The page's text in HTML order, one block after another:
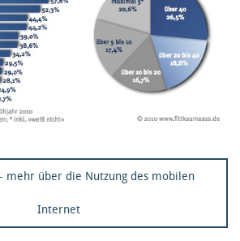
mehr über die Nutzung des mobilen
Internet